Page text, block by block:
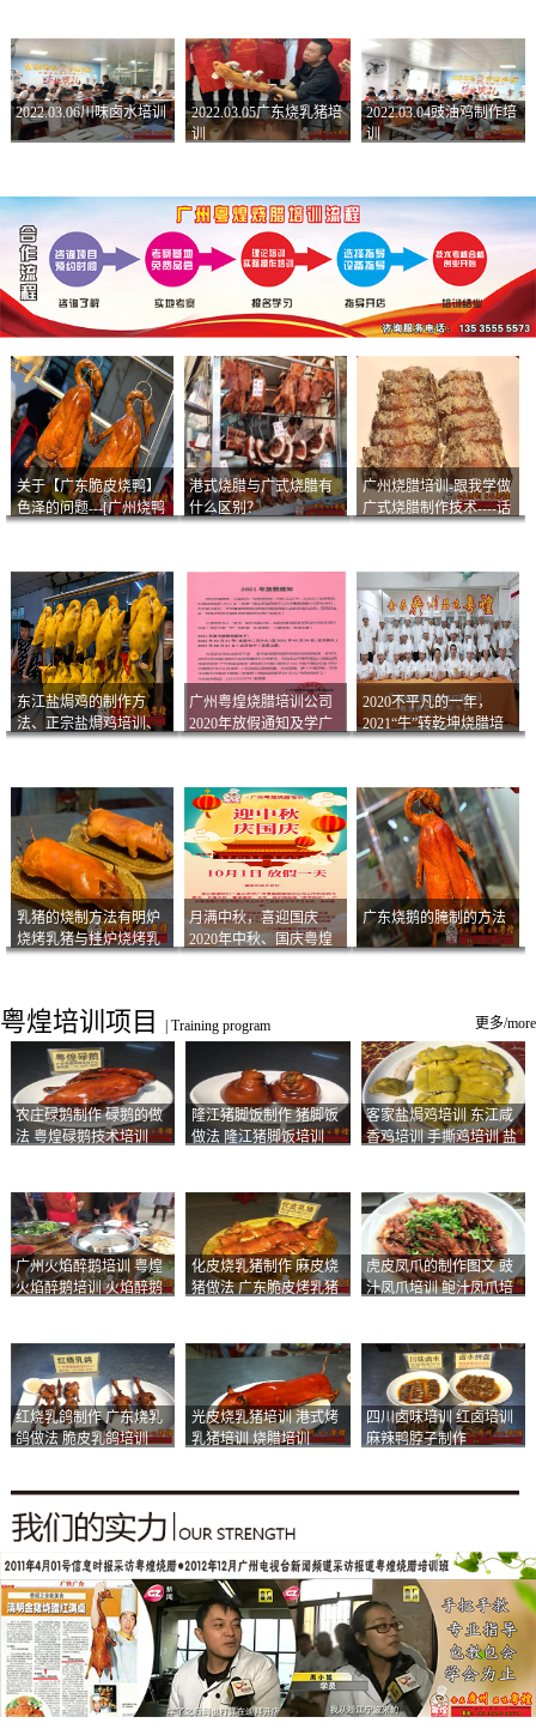
2022.03.06川味卤水培训
2022.03.05广东烧乳猪培
训
2022.03.04豉油鸡制作培
训
关于【广东脆皮烧鸭】
色泽的问题---[广州烧鸭
港式烧腊与广式烧腊有
什么区别？
广州烧腊培训-跟我学做
广式烧腊制作技术----话
东江盐焗鸡的制作方
法、正宗盐焗鸡培训、
广州粤煌烧腊培训公司
2020年放假通知及学广
2020不平凡的一年，
2021“牛”转乾坤烧腊培
乳猪的烧制方法有明炉
烧烤乳猪与挂炉烧烤乳
月满中秋，喜迎国庆
2020年中秋、国庆粤煌
广东烧鹅的腌制的方法
粤煌培训项目 Training program 更多/more
农庄碌鹅制作 碌鹅的做
法 粤煌碌鹅技术培训
隆江猪脚饭制作 猪脚饭
做法 隆江猪脚饭培训
客家盐焗鸡培训 东江咸
香鸡培训 手撕鸡培训 盐
广州火焰醉鹅培训 粤煌
火焰醉鹅培训 火焰醉鹅
化皮烧乳猪制作 麻皮烧
猪做法 广东脆皮烤乳猪
虎皮凤爪的制作图文 豉
汁凤爪培训 鲍汁凤爪培
红烧乳鸽制作 广东烧乳
鸽做法 脆皮乳鸽培训
光皮烧乳猪培训 港式烤
乳猪培训 烧腊培训
四川卤味培训 红卤培训
麻辣鸭脖子制作